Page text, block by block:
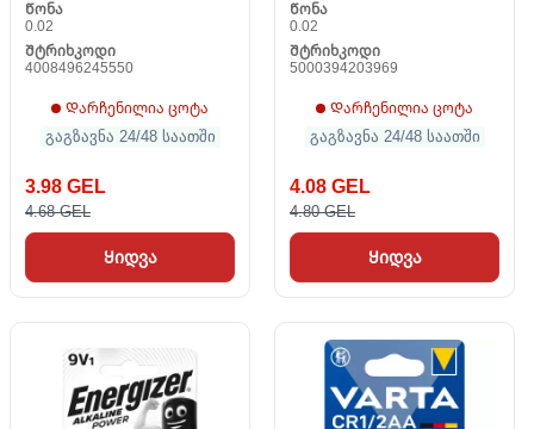
Წონა
0.02
Შტრიხკოდი
4008496245550
Დარჩენილია ცოტა
გაგზავნა 24/48 საათში
3.98 GEL
4.68 GEL
Ყიდვა
Წონა
0.02
Შტრიხკოდი
5000394203969
Დარჩენილია ცოტა
გაგზავნა 24/48 საათში
4.08 GEL
4.80 GEL
Ყიდვა